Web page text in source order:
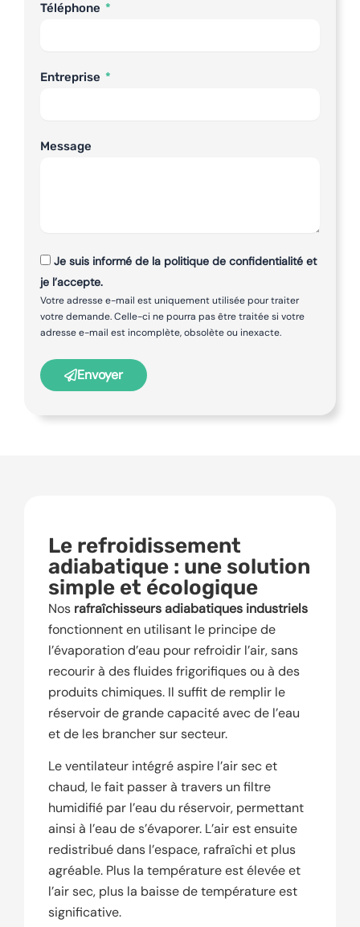
Téléphone
Entreprise
Message
Je suis informé de la politique de confidentialité et
je l’accepte.
Votre adresse e-mail est uniquement utilisée pour traiter
votre demande. Celle-ci ne pourra pas être traitée si votre
adresse e-mail est incomplète, obsolète ou inexacte.
Envoyer
Le refroidissement
adiabatique : une solution
simple et écologique
Nos rafraîchisseurs adiabatiques industriels
fonctionnent en utilisant le principe de
l’évaporation d’eau pour refroidir l’air, sans
recourir à des fluides frigorifiques ou à des
produits chimiques. Il suffit de remplir le
réservoir de grande capacité avec de l’eau
et de les brancher sur secteur.
Le ventilateur intégré aspire l’air sec et
chaud, le fait passer à travers un filtre
humidifié par l’eau du réservoir, permettant
ainsi à l’eau de s’évaporer. L’air est ensuite
redistribué dans l’espace, rafraîchi et plus
agréable. Plus la température est élevée et
l’air sec, plus la baisse de température est
significative.